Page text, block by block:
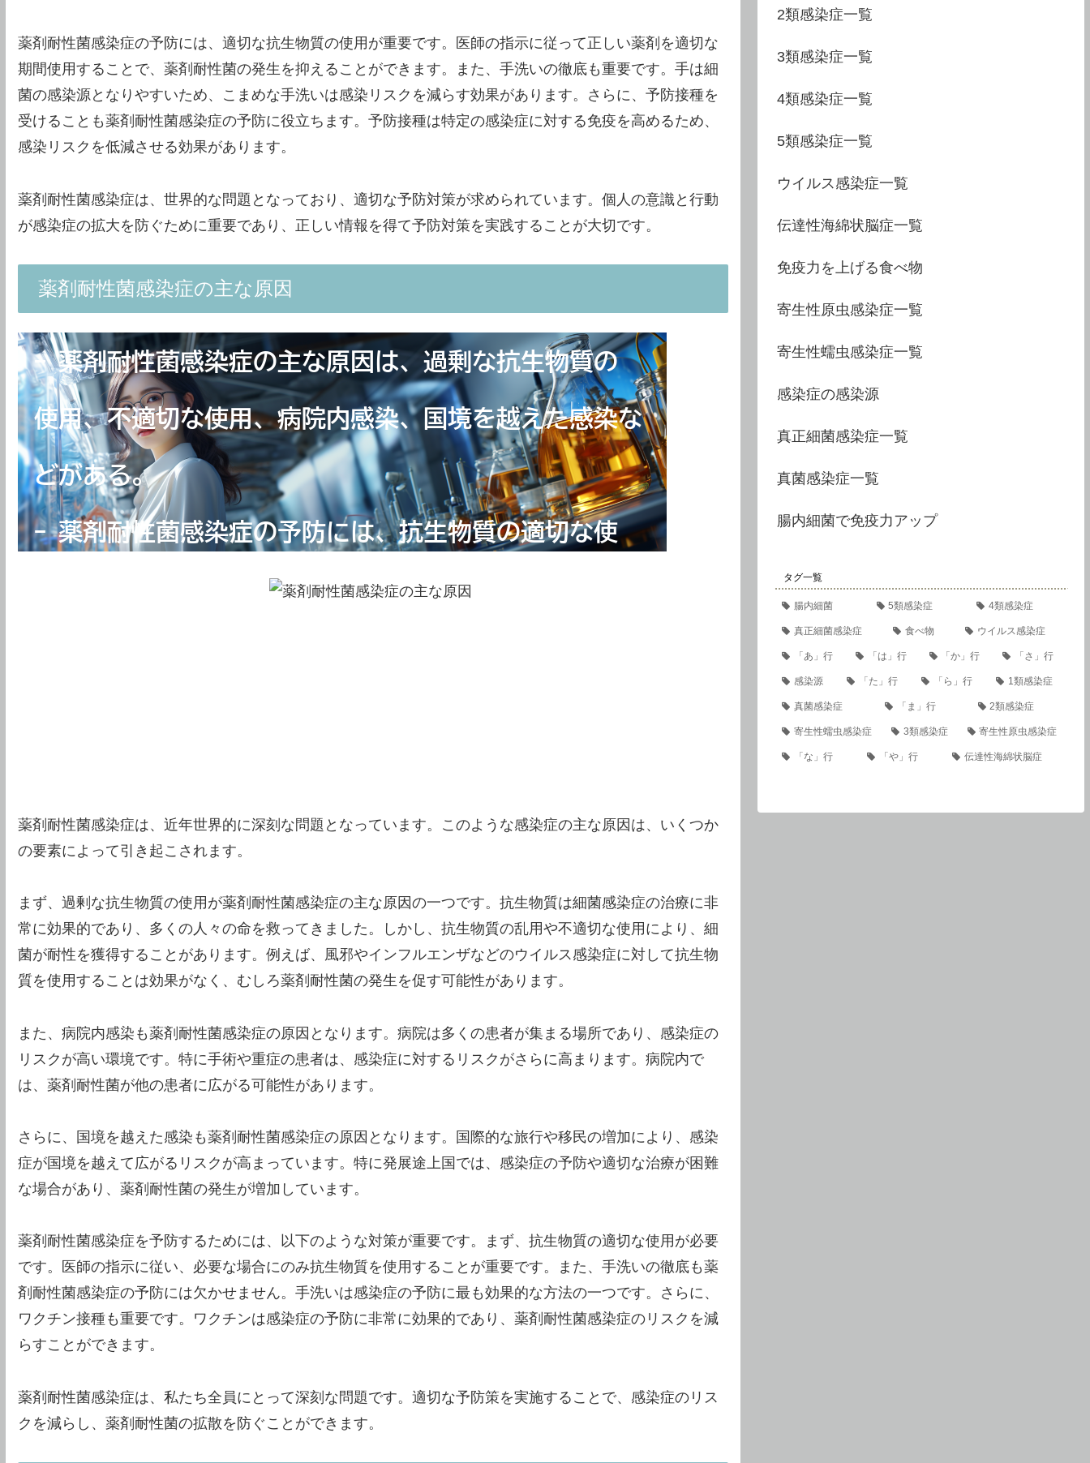
薬剤耐性菌感染症の予防には、適切な抗生物質の使用が重要です。医師の指示に従って正しい薬剤を適切な
期間使用することで、薬剤耐性菌の発生を抑えることができます。また、手洗いの徹底も重要です。手は細
菌の感染源となりやすいため、こまめな手洗いは感染リスクを減らす効果があります。さらに、予防接種を
受けることも薬剤耐性菌感染症の予防に役立ちます。予防接種は特定の感染症に対する免疫を高めるため、
感染リスクを低減させる効果があります。
薬剤耐性菌感染症は、世界的な問題となっており、適切な予防対策が求められています。個人の意識と行動
が感染症の拡大を防ぐために重要であり、正しい情報を得て予防対策を実践することが大切です。
薬剤耐性菌感染症の主な原因
薬剤耐性菌感染症は、近年世界的に深刻な問題となっています。このような感染症の主な原因は、いくつか
の要素によって引き起こされます。
まず、過剰な抗生物質の使用が薬剤耐性菌感染症の主な原因の一つです。抗生物質は細菌感染症の治療に非
常に効果的であり、多くの人々の命を救ってきました。しかし、抗生物質の乱用や不適切な使用により、細
菌が耐性を獲得することがあります。例えば、風邪やインフルエンザなどのウイルス感染症に対して抗生物
質を使用することは効果がなく、むしろ薬剤耐性菌の発生を促す可能性があります。
また、病院内感染も薬剤耐性菌感染症の原因となります。病院は多くの患者が集まる場所であり、感染症の
リスクが高い環境です。特に手術や重症の患者は、感染症に対するリスクがさらに高まります。病院内で
は、薬剤耐性菌が他の患者に広がる可能性があります。
さらに、国境を越えた感染も薬剤耐性菌感染症の原因となります。国際的な旅行や移民の増加により、感染
症が国境を越えて広がるリスクが高まっています。特に発展途上国では、感染症の予防や適切な治療が困難
な場合があり、薬剤耐性菌の発生が増加しています。
薬剤耐性菌感染症を予防するためには、以下のような対策が重要です。まず、抗生物質の適切な使用が必要
です。医師の指示に従い、必要な場合にのみ抗生物質を使用することが重要です。また、手洗いの徹底も薬
剤耐性菌感染症の予防には欠かせません。手洗いは感染症の予防に最も効果的な方法の一つです。さらに、
ワクチン接種も重要です。ワクチンは感染症の予防に非常に効果的であり、薬剤耐性菌感染症のリスクを減
らすことができます。
薬剤耐性菌感染症は、私たち全員にとって深刻な問題です。適切な予防策を実施することで、感染症のリス
クを減らし、薬剤耐性菌の拡散を防ぐことができます。
2類感染症一覧
3類感染症一覧
4類感染症一覧
5類感染症一覧
ウイルス感染症一覧
伝達性海綿状脳症一覧
免疫力を上げる食べ物
寄生性原虫感染症一覧
寄生性蠕虫感染症一覧
感染症の感染源
真正細菌感染症一覧
真菌感染症一覧
腸内細菌で免疫力アップ
タグ一覧
腸内細菌 5類感染症 4類感染症
真正細菌感染症 食べ物 ウイルス感染症
「あ」行 「は」行 「か」行 「さ」行
感染源 「た」行 「ら」行 1類感染症
真菌感染症 「ま」行 2類感染症
寄生性蠕虫感染症 3類感染症 寄生性原虫感染症
「な」行 「や」行 伝達性海綿状脳症